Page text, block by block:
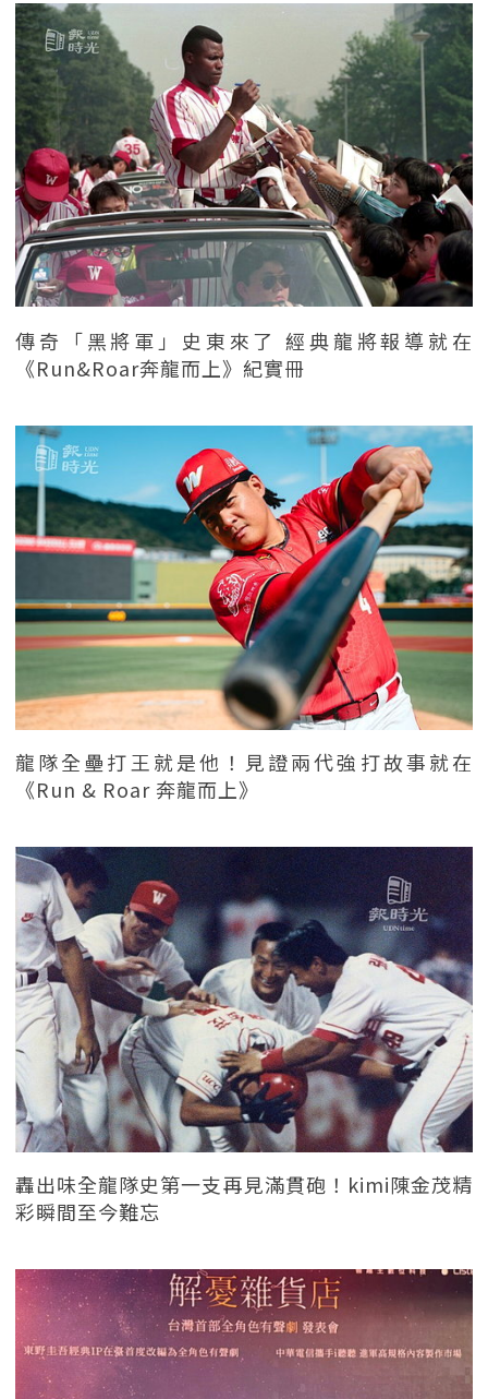
傳奇「黑將軍」史東來了 經典龍將報導就在
《Run&Roar奔龍而上》紀實冊
龍隊全壘打王就是他！見證兩代強打故事就在
《Run & Roar 奔龍而上》
轟出味全龍隊史第一支再見滿貫砲！kimi陳金茂精
彩瞬間至今難忘